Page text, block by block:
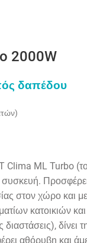
2000W
δαπέδου
ML Turbo
στον χώρο και
κατοικιών
διαστάσεις),
αθόρυβη και